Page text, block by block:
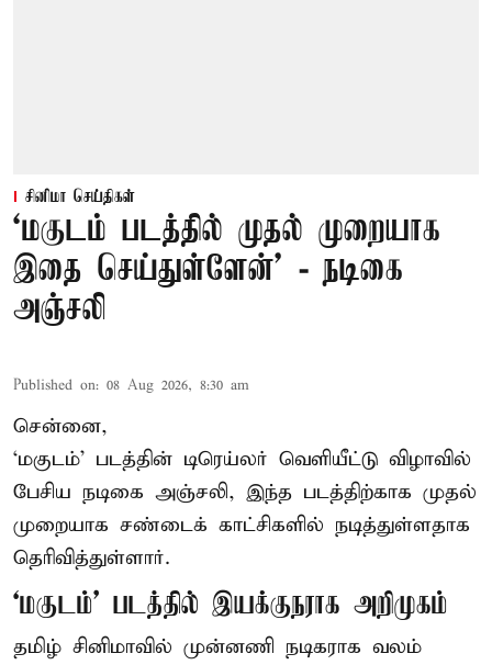
சினிமா செய்திகள்
‘மகுடம் படத்தில் முதல் முறையாக
இதை செய்துள்ளேன்’ - நடிகை
அஞ்சலி
Published on: 08 Aug 2026, 8:30 am
சென்னை,
‘மகுடம்’ படத்தின் டிரெய்லர் வெளியீட்டு விழாவில்
பேசிய நடிகை அஞ்சலி, இந்த படத்திற்காக முதல்
முறையாக சண்டைக் காட்சிகளில் நடித்துள்ளதாக
தெரிவித்துள்ளார்.
‘மகுடம்’ படத்தில் இயக்குநராக அறிமுகம்
தமிழ் சினிமாவில் முன்னணி நடிகராக வலம்